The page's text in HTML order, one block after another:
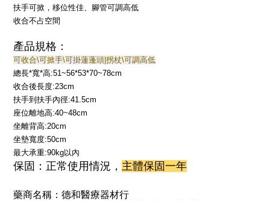
扶手可掀，移位性佳、腳管可調高低
收合不占空間
產品規格：
可收合\可掀手\可掛蓮蓬頭|拐杖\可調高低
總長*寬*高:51~56*53*70~78cm
收合後長度:23cm
扶手到扶手內徑:41.5cm
座位離地高:40~48cm
坐離背高:20cm
坐墊寬度:50cm
最大承重:90kg以內
保固：正常使用情況， 主體保固一年
藥商名稱：德和醫療器材行